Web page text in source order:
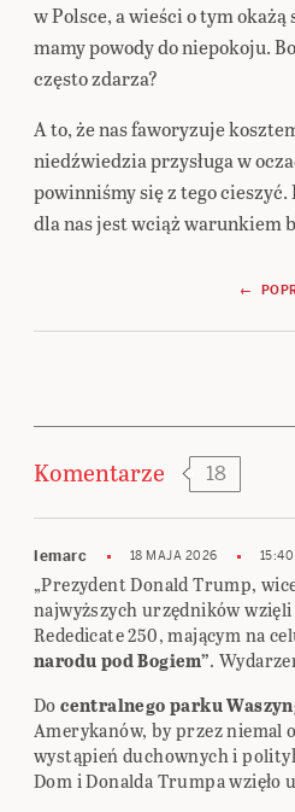
w Polsce, a wieści o tym
mamy powody do niepokoju.
często zdarza?
A to, że nas faworyzuje
niedźwiedzia przysługa w
powinniśmy się z tego
dla nas jest wciąż warunkiem
wpisu
←
Komentarze 18
lemarc 18 MAJA 2026 15:40
„Prezydent Donald Trump,
najwyższych urzędników
Rededicate 250, mającym na
narodu pod Bogiem”.
Docentralnego parku
Amerykanów, by przez niemal
wystąpień duchownych i
Dom i Donalda Trumpa wzięło